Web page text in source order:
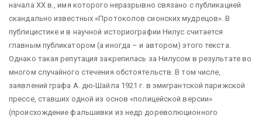
начала ХХ в., имя которого неразрывно связано с публикацией
скандально известных «Протоколов сионских мудрецов». В
публицистике и в научной историографии Нилус считается
главным публикатором (а иногда – и автором) этого текста.
Однако такая репутация закрепилась за Нилусом в результате во
многом случайного стечения обстоятельств. В том числе,
заявлений графа А. дю-Шайла 1921 г. в эмигрантской парижской
прессе, ставших одной из основ «полицейской версии»
(происхождение фальшивки из недр дореволюционного